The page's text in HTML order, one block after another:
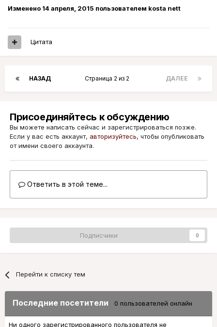
Изменено 14 апреля, 2015 пользователем kosta nett
Цитата
НАЗАД ДАЛЕЕ
Страница 2 из 2
Присоединяйтесь к обсуждению
Вы можете написать сейчас и зарегистрироваться позже.
Если у вас есть аккаунт, авторизуйтесь, чтобы опубликовать
от имени своего аккаунта.
Ответить в этой теме...
Подписчики 0
Перейти к списку тем
Последние посетители 0 пользователей онлайн
Ни одного зарегистрированного пользователя не